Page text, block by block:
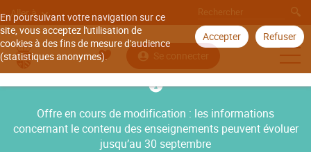
En poursuivant votre navigation sur ce
site, vous acceptez l'utilisation de
cookies à des fins de mesure d'audience
(statistiques anonymes).
Accepter Refuser
Aller à
Se connecter
Offre en cours de modification : les informations
concernant le contenu des enseignements peuvent évoluer
jusqu’au 30 septembre